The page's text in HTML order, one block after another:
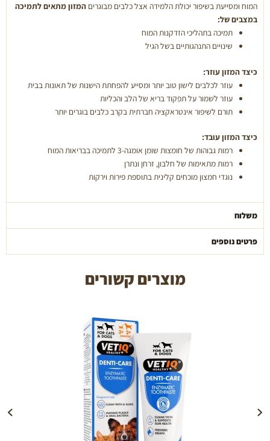
12
(עם
עוף)
המוח ומסייעת בשיפור יכולת הלמידה אצל כלבים מבוגרים המזון מתאים לתמיכה
במצבים של:
תמיכה בתהליכי הזדקנות המוח
שינויים התנהגותיים בשל הגיל
כיצד המזון עוזר:
עוזר לכלבים לישון טוב יותר ומסייע להפחתת הישנות של תאונות בבית
עוזר לשמור על תפקוד בריא של הלב והכליות
תורם לשיפור אינטראקציה חברתית בקרב כלבים בוגרים יותר
כיצד המזון עובד:
רמות גבוהות של חומצות שומן אומגה-3 לתמיכה בבריאות המוח
רמות מתאימות של חלבון, זרחן ונתרן
נוגדי חמצון מוכחים קלינית בתוספת פירות וירקות
משלוח
פרטים נוספים
מוצרים קשורים
הוספה לעגלה